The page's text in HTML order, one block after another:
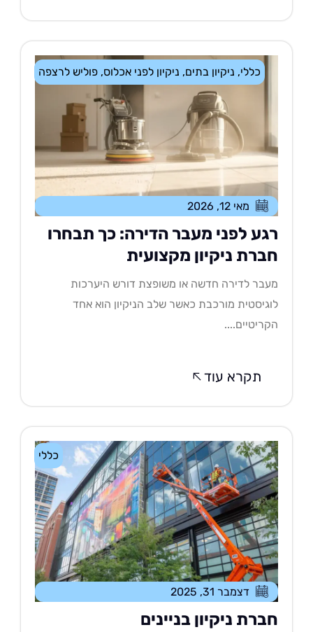
ניקיון בתים,ניקיון לפני אכלוס,פוליש לרצפה
מאי 12, 2026
לפני מעבר הדירה: כך תבחרו
ניקיון מקצועית
לדירה חדשה או משופצת דורש היערכות
מורכבת כאשר שלב הניקיון הוא אחד
תקרא עוד
כללי
דצמבר 31, 2025
ניקיון בניינים